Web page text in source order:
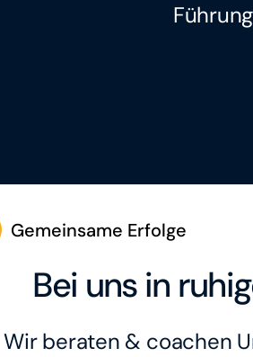
Gemeinsame Erfolge
Bei uns in
Wir beraten & coachen